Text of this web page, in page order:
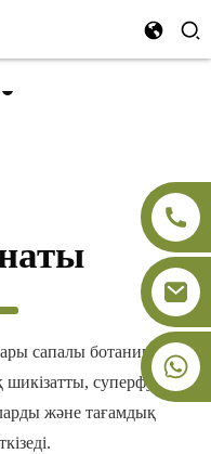
18091843361
сапалы ботаникалық
суперфуд
және тағамдық